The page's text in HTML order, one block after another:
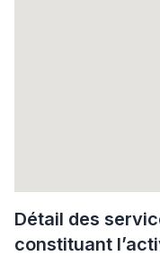
Détail des
constituant